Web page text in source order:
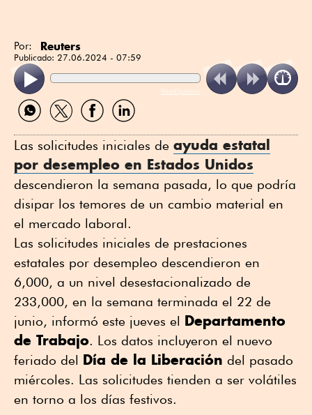
Por: Reuters
Publicado: 27.06.2024 - 07:59
ReadSpeaker
Compartir
por
Compartir
por
Compartir
por
Compartir
por
Las solicitudes iniciales de ayuda estatal
por desempleo en Estados Unidos
descendieron la semana pasada, lo que podría
disipar los temores de un cambio material en
el mercado laboral.
Las solicitudes iniciales de prestaciones
estatales por desempleo descendieron en
6,000, a un nivel desestacionalizado de
233,000, en la semana terminada el 22 de
junio, informó este jueves el Departamento
de Trabajo. Los datos incluyeron el nuevo
feriado del Día de la Liberación del pasado
miércoles. Las solicitudes tienden a ser volátiles
en torno a los días festivos.